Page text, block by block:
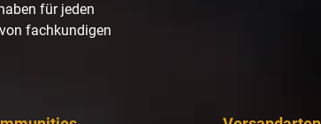
für jeden
fachkundigen